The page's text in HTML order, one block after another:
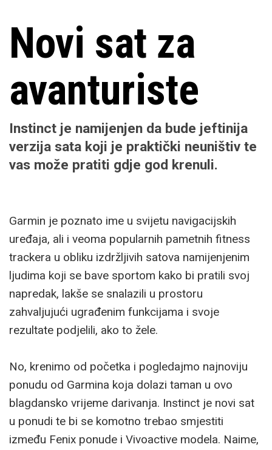
Novi sat za
avanturiste
Instinct je namijenjen da bude jeftinija
verzija sata koji je praktički neuništiv te
vas može pratiti gdje god krenuli.
Garmin je poznato ime u svijetu navigacijskih
uređaja, ali i veoma popularnih pametnih fitness
trackera u obliku izdržljivih satova namijenjenim
ljudima koji se bave sportom kako bi pratili svoj
napredak, lakše se snalazili u prostoru
zahvaljujući ugrađenim funkcijama i svoje
rezultate podjelili, ako to žele.
No, krenimo od početka i pogledajmo najnoviju
ponudu od Garmina koja dolazi taman u ovo
blagdansko vrijeme darivanja. Instinct je novi sat
u ponudi te bi se komotno trebao smjestiti
između Fenix ponude i Vivoactive modela. Naime,